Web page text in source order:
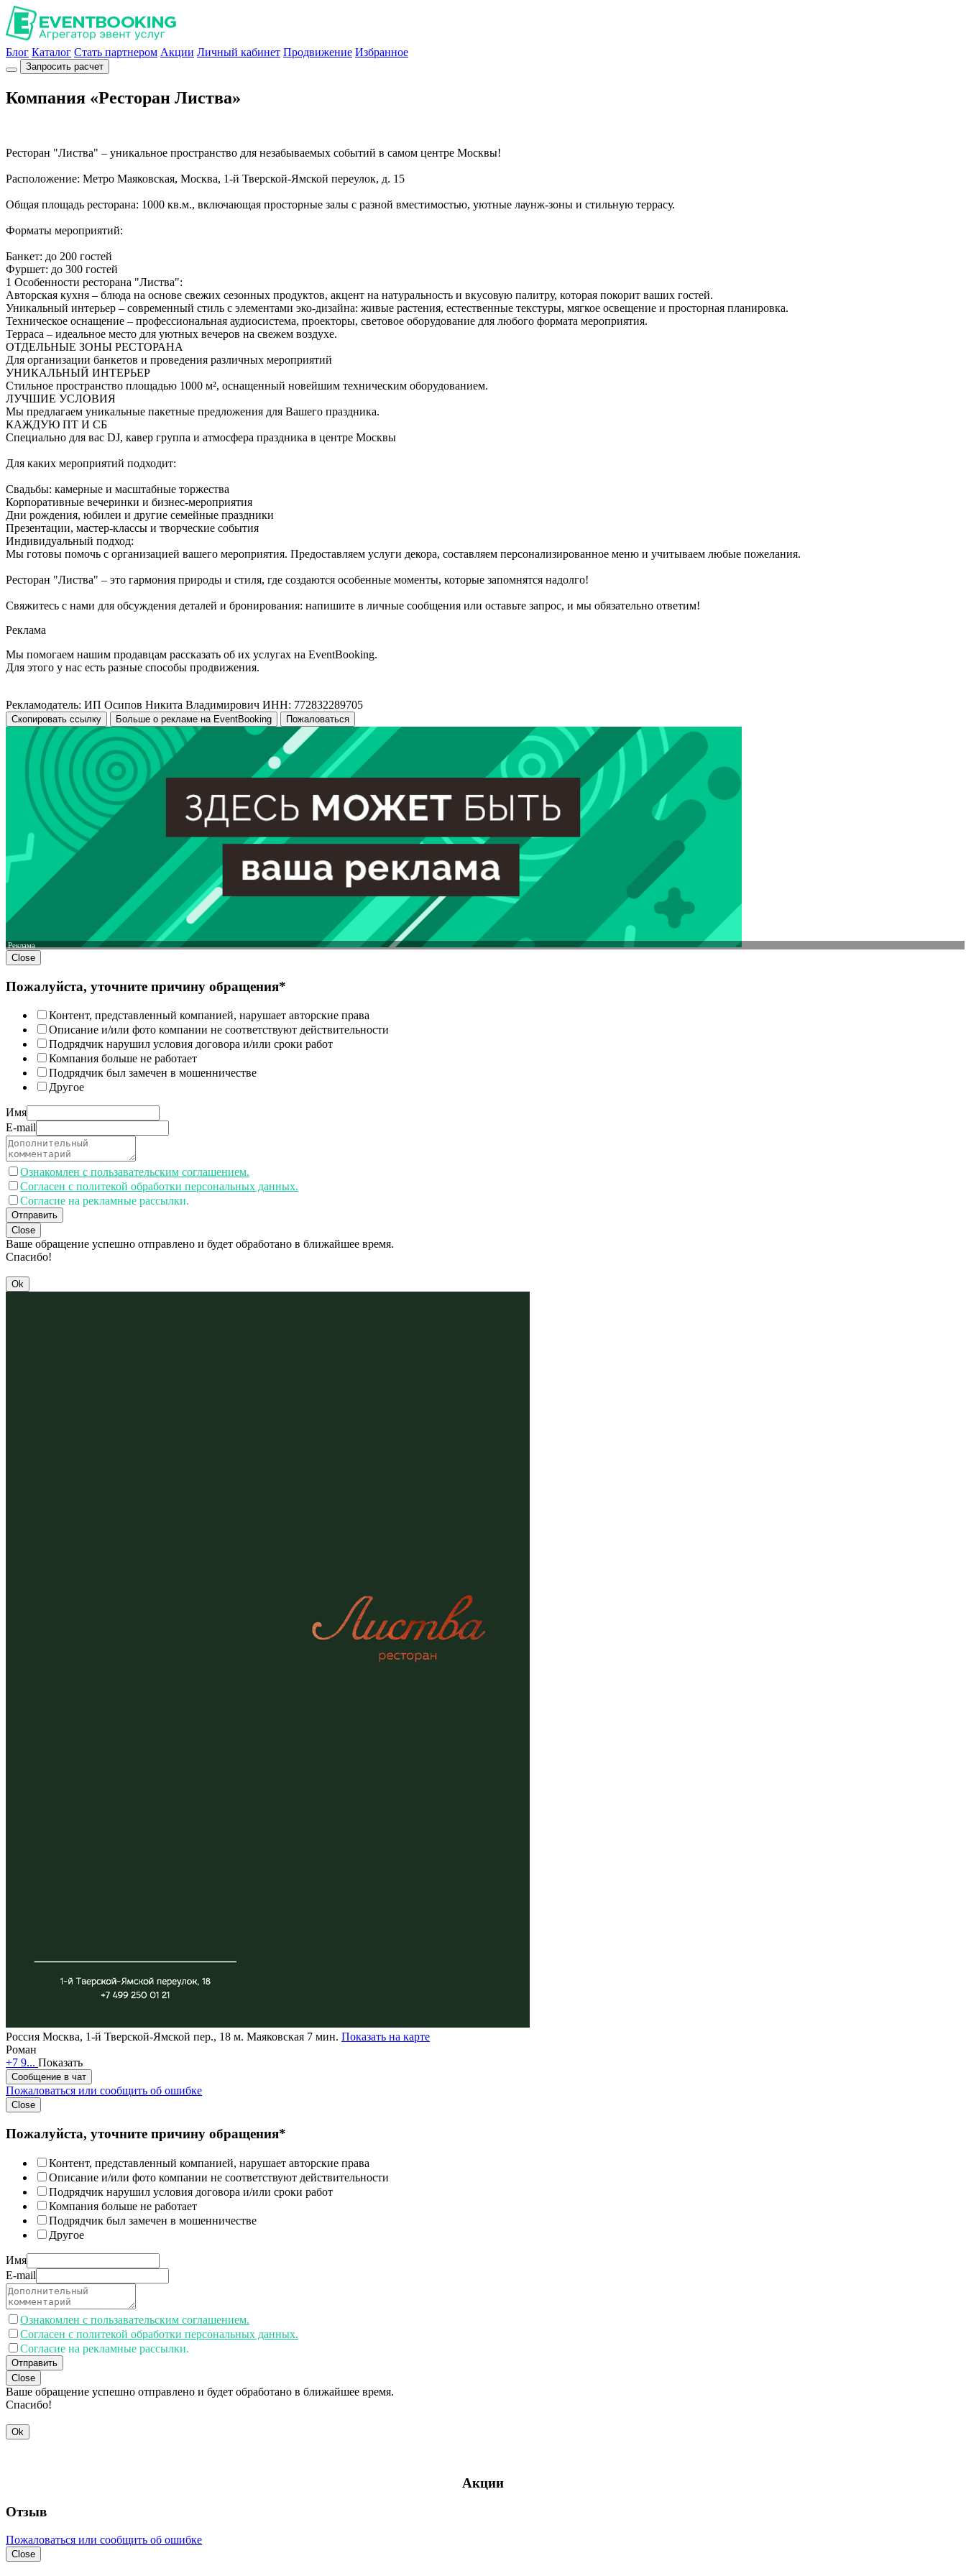
Блог Каталог Стать партнером Акции Личный кабинет Продвижение Избранное
Запросить расчет
Компания «Ресторан Листва»
Ресторан "Листва" – уникальное пространство для незабываемых событий в самом центре Москвы!
Расположение: Метро Маяковская, Москва, 1-й Тверской-Ямской переулок, д. 15
Общая площадь ресторана: 1000 кв.м., включающая просторные залы с разной вместимостью, уютные лаунж-зоны и стильную террасу.
Форматы мероприятий:
Банкет: до 200 гостей
Фуршет: до 300 гостей
1 Особенности ресторана "Листва":
Авторская кухня – блюда на основе свежих сезонных продуктов, акцент на натуральность и вкусовую палитру, которая покорит ваших гостей.
Уникальный интерьер – современный стиль с элементами эко-дизайна: живые растения, естественные текстуры, мягкое освещение и просторная планировка.
Техническое оснащение – профессиональная аудиосистема, проекторы, световое оборудование для любого формата мероприятия.
Терраса – идеальное место для уютных вечеров на свежем воздухе.
ОТДЕЛЬНЫЕ ЗОНЫ РЕСТОРАНА
Для организации банкетов и проведения различных мероприятий
УНИКАЛЬНЫЙ ИНТЕРЬЕР
Стильное пространство площадью 1000 м², оснащенный новейшим техническим оборудованием.
ЛУЧШИЕ УСЛОВИЯ
Мы предлагаем уникальные пакетные предложения для Вашего праздника.
КАЖДУЮ ПТ И СБ
Специально для вас DJ, кавер группа и атмосфера праздника в центре Москвы
Для каких мероприятий подходит:
Свадьбы: камерные и масштабные торжества
Корпоративные вечеринки и бизнес-мероприятия
Дни рождения, юбилеи и другие семейные праздники
Презентации, мастер-классы и творческие события
Индивидуальный подход:
Мы готовы помочь с организацией вашего мероприятия. Предоставляем услуги декора, составляем персонализированное меню и учитываем любые пожелания.
Ресторан "Листва" – это гармония природы и стиля, где создаются особенные моменты, которые запомнятся надолго!
Свяжитесь с нами для обсуждения деталей и бронирования: напишите в личные сообщения или оставьте запрос, и мы обязательно ответим!
Реклама
Мы помогаем нашим продавцам рассказать об их услугах на EventBooking.
Для этого у нас есть разные способы продвижения.
Рекламодатель: ИП Осипов Никита Владимирович ИНН: 772832289705
Скопировать ссылку Больше о рекламе на EventBooking Пожаловаться
Реклама
Close
Пожалуйста, уточните причину обращения*
Контент, представленный компанией, нарушает авторские права
Описание и/или фото компании не соответствуют действительности
Подрядчик нарушил условия договора и/или сроки работ
Компания больше не работает
Подрядчик был замечен в мошенничестве
Другое
Имя
E-mail
Ознакомлен с пользавательским соглашением.
Согласен с политекой обработки персональных данных.
Согласие на рекламные рассылки.
Отправить
Close
Ваше обращение успешно отправлено и будет обработано в ближайшее время.
Спасибо!
Ok
Россия Москва, 1-й Тверской-Ямской пер., 18 м. Маяковская 7 мин. Показать на карте
Роман
+7 9... Показать
Сообщение в чат
Пожаловаться или сообщить об ошибке
Close
Пожалуйста, уточните причину обращения*
Контент, представленный компанией, нарушает авторские права
Описание и/или фото компании не соответствуют действительности
Подрядчик нарушил условия договора и/или сроки работ
Компания больше не работает
Подрядчик был замечен в мошенничестве
Другое
Имя
E-mail
Ознакомлен с пользавательским соглашением.
Согласен с политекой обработки персональных данных.
Согласие на рекламные рассылки.
Отправить
Close
Ваше обращение успешно отправлено и будет обработано в ближайшее время.
Спасибо!
Ok
Акции
Отзыв
Пожаловаться или сообщить об ошибке
Close